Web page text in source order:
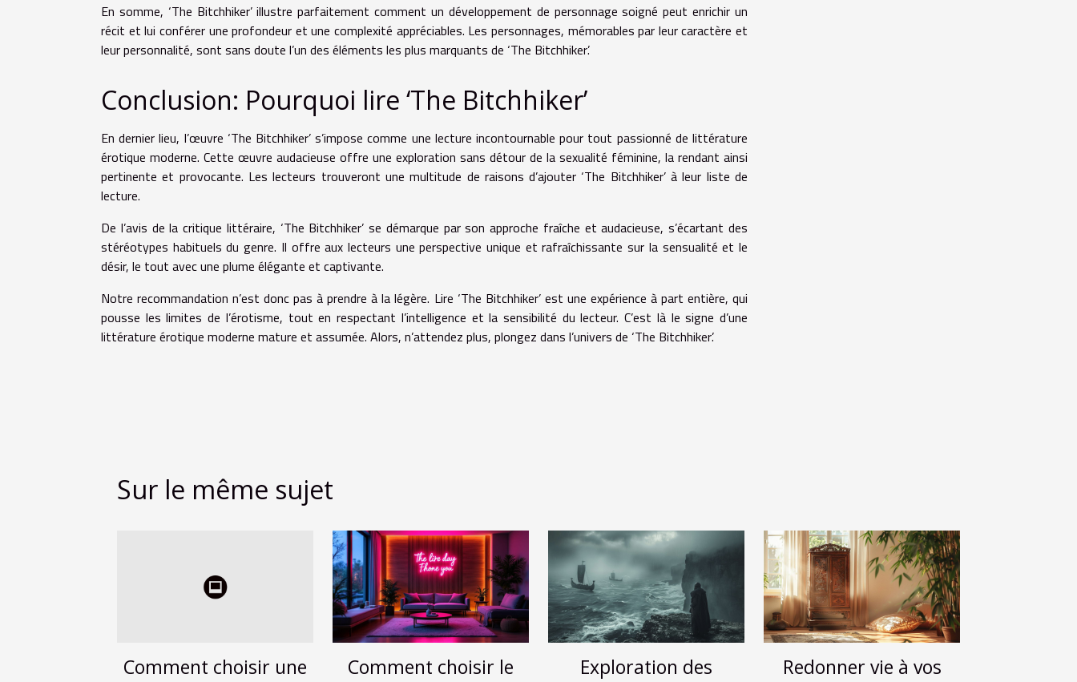
En somme, ‘The Bitchhiker’ illustre parfaitement comment un développement de personnage soigné peut enrichir un
récit et lui conférer une profondeur et une complexité appréciables. Les personnages, mémorables par leur caractère et
leur personnalité, sont sans doute l’un des éléments les plus marquants de ‘The Bitchhiker’.
Conclusion: Pourquoi lire ‘The Bitchhiker’
En dernier lieu, l’œuvre ‘The Bitchhiker’ s’impose comme une lecture incontournable pour tout passionné de littérature
érotique moderne. Cette œuvre audacieuse offre une exploration sans détour de la sexualité féminine, la rendant ainsi
pertinente et provocante. Les lecteurs trouveront une multitude de raisons d’ajouter ‘The Bitchhiker’ à leur liste de
lecture.
De l’avis de la critique littéraire, ‘The Bitchhiker’ se démarque par son approche fraîche et audacieuse, s’écartant des
stéréotypes habituels du genre. Il offre aux lecteurs une perspective unique et rafraîchissante sur la sensualité et le
désir, le tout avec une plume élégante et captivante.
Notre recommandation n’est donc pas à prendre à la légère. Lire ‘The Bitchhiker’ est une expérience à part entière, qui
pousse les limites de l’érotisme, tout en respectant l’intelligence et la sensibilité du lecteur. C’est là le signe d’une
littérature érotique moderne mature et assumée. Alors, n’attendez plus, plongez dans l’univers de ‘The Bitchhiker’.
Sur le même sujet
Comment choisir une
Comment choisir le
Exploration des
Redonner vie à vos